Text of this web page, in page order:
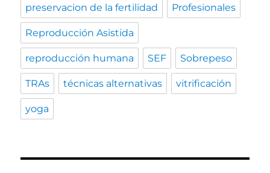
preservacion de la fertilidad Profesionales
Reproducción Asistida
reproducción humana SEF Sobrepeso
TRAs técnicas alternativas vitrificación
yoga